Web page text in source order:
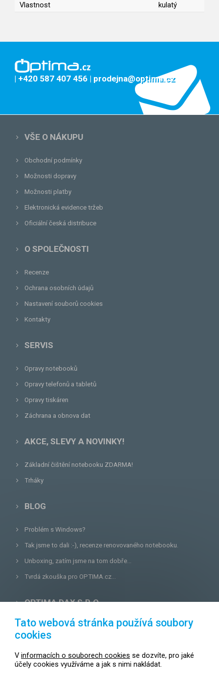
Vlastnost kulatý
| +420 587 407 456 | prodejna@optima.cz
VŠE O NÁKUPU
Obchodní podmínky
Možnosti dopravy
Možnosti platby
Elektronická evidence tržeb
Oficiální česká distribuce
O SPOLEČNOSTI
Recenze
Ochrana osobních údajů
Nastavení souborů cookies
Kontakty
SERVIS
Opravy notebooků
Opravy telefonů a tabletů
Opravy tiskáren
Záchrana a obnova dat
AKCE, SLEVY A NOVINKY!
Základní čištění notebooku ZDARMA!
Trháky
BLOG
Problém s Windows?
Tak jsme to dali :-), recenze renovovaného notebooku.
Unboxing, zatím jsme na tom dobře...
Tvrdá zkouška pro OPTIMA.cz...
OPTIMA DAX S.R.O.
Lazecká 46/3, 779 00Olomouc
Zákaznická linka: +420 587 407 456
Tato webová stránka používá soubory
cookies
V informacích o souborech cookies se dozvíte, pro jaké
účely cookies využíváme a jak s nimi nakládat.